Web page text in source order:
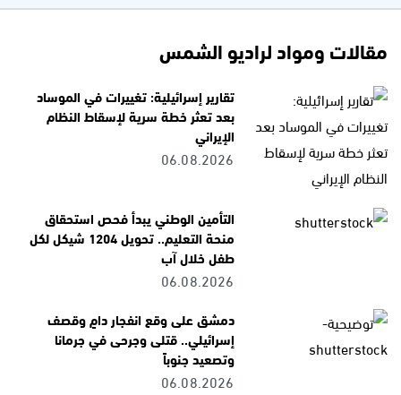
مقالات ومواد لراديو الشمس
تقارير إسرائيلية: تغييرات في الموساد
بعد تعثر خطة سرية لإسقاط النظام
الإيراني
06.08.2026
التأمين الوطني يبدأ فحص استحقاق
منحة التعليم.. تحويل 1204 شيكل لكل
طفل خلال آب
06.08.2026
دمشق على وقع انفجار دامٍ وقصف
إسرائيلي.. قتلى وجرحى في جرمانا
وتصعيد جنوباً
06.08.2026